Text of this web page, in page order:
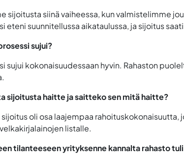
sijoitusta siinä vaiheessa, kun valmistelimme
eteni suunnitellussa aikataulussa, ja sijoitus
sujui?
sujui kokonaisuudessaan hyvin. Rahaston
sijoitusta haitte ja saitteko sen mitä haitte?
oli osa laajempaa
listalle.
tilanteeseen yrityksenne kannalta rahasto